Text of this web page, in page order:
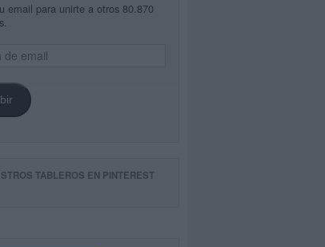
email para unirte a otros 80.870
TABLEROS EN PINTEREST